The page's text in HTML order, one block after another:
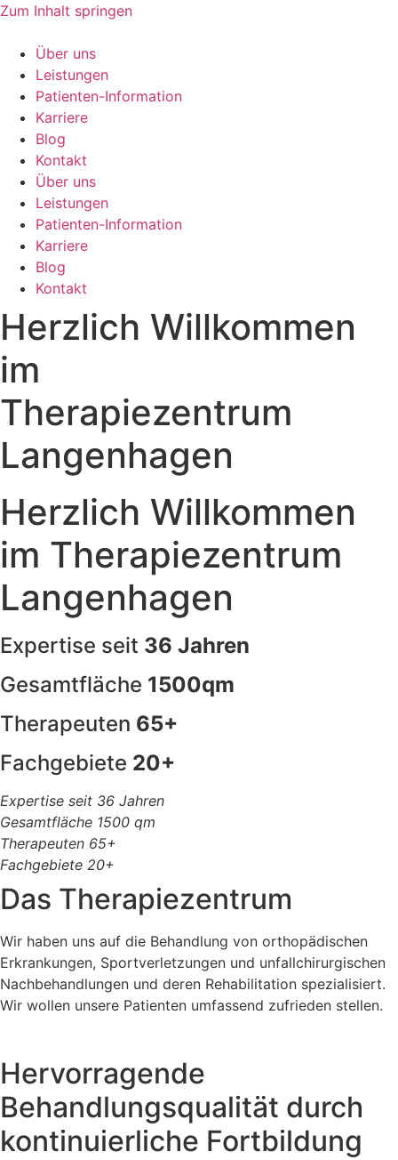
Zum Inhalt springen
Über uns
Leistungen
Patienten-Information
Karriere
Blog
Kontakt
Über uns
Leistungen
Patienten-Information
Karriere
Blog
Kontakt
Herzlich Willkommen
im
Therapiezentrum
Langenhagen
Herzlich Willkommen
im Therapiezentrum
Langenhagen
Expertise seit 36 Jahren
Gesamtfläche 1500qm
Therapeuten 65+
Fachgebiete 20+
Expertise seit 36 Jahren
Gesamtfläche 1500 qm
Therapeuten 65+
Fachgebiete 20+
Das Therapiezentrum
Wir haben uns auf die Behandlung von orthopädischen
Erkrankungen, Sportverletzungen und unfallchirurgischen
Nachbehandlungen und deren Rehabilitation spezialisiert.
Wir wollen unsere Patienten umfassend zufrieden stellen.
Hervorragende
Behandlungsqualität durch
kontinuierliche Fortbildung